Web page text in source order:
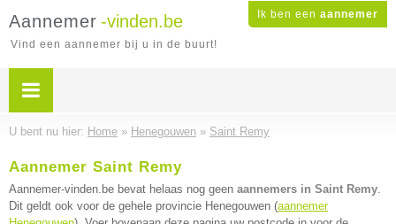
Ik ben een aannemer
Aannemer -vinden.be
Vind een aannemer bij u in de buurt!
U bent nu hier: Home » Henegouwen » Saint Remy
Aannemer Saint Remy
Aannemer-vinden.be bevat helaas nog geen aannemers in Saint Remy.
Dit geldt ook voor de gehele provincie Henegouwen (aannemer